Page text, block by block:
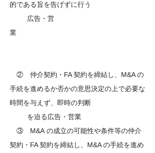
的である旨を告げずに行う
広告・営
業
② 仲介契約・FA 契約を締結し、M&A の
手続を進めるか否かの意思決定の上で必要な
時間を与えず、即時の判断
を迫る広告・営業
③ M&A の成立の可能性や条件等の仲介
契約・FA 契約を締結し、M&A の手続を進め